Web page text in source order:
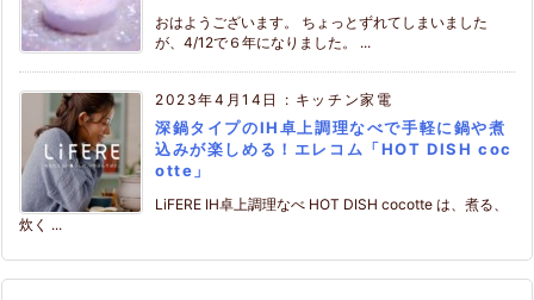
おはようございます。 ちょっとずれてしまいました
が、4/12で６年になりました。 ...
2023年4月14日 : キッチン家電
深鍋タイプのIH卓上調理なべで手軽に鍋や煮
込みが楽しめる！エレコム「HOT DISH coc
otte」
LiFERE IH卓上調理なべ HOT DISH cocotte は、煮る、
炊く ...